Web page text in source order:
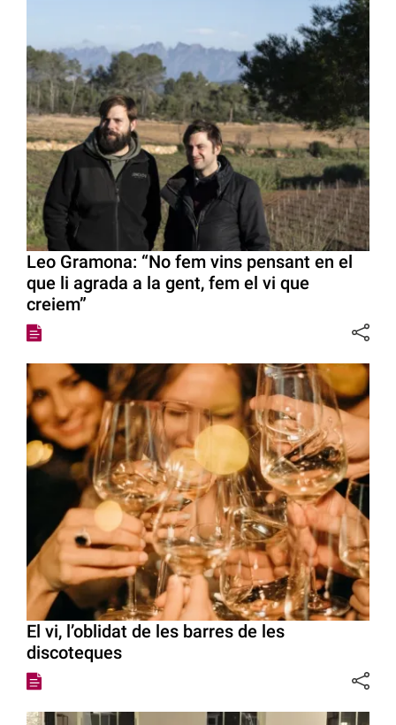
Leo Gramona: “No fem vins pensant en el
que li agrada a la gent, fem el vi que
creiem”
El vi, l’oblidat de les barres de les
discoteques